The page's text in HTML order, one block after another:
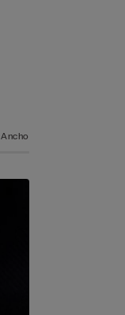
Ancho